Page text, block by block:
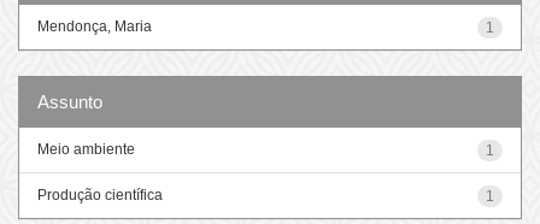
1
Mendonça, Maria
Assunto
1
Meio ambiente
1
Produção científica